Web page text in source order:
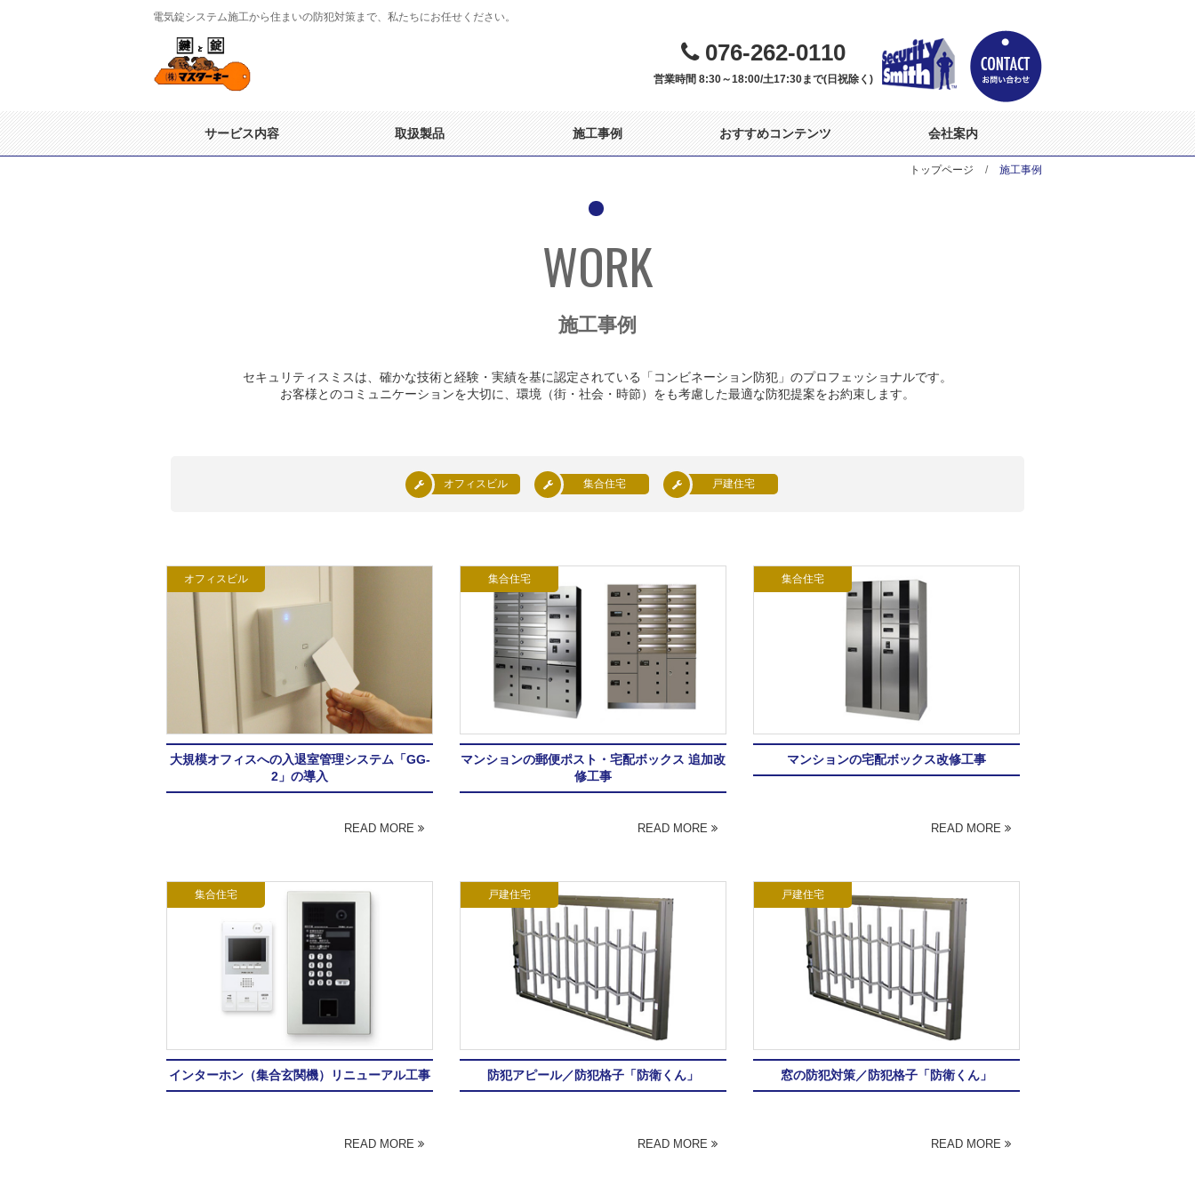
電気錠システム施工から住まいの防犯対策まで、私たちにお任せください。
076-262-0110
営業時間 8:30～18:00/土17:30まで(日祝除く)
サービス内容 取扱製品 施工事例 おすすめコンテンツ 会社案内
トップページ 施工事例
WORK
施工事例
セキュリティスミスは、確かな技術と経験・実績を基に認定されている「コンビネーション防犯」のプロフェッショナルです。
お客様とのコミュニケーションを大切に、環境（街・社会・時節）をも考慮した最適な防犯提案をお約束します。
オフィスビル 集合住宅 戸建住宅
オフィスビル
大規模オフィスへの入退室管理システム「GG-
2」の導入
READ MORE
集合住宅
マンションの郵便ポスト・宅配ボックス 追加改
修工事
READ MORE
集合住宅
マンションの宅配ボックス改修工事
READ MORE
集合住宅
インターホン（集合玄関機）リニューアル工事
READ MORE
戸建住宅
防犯アピール／防犯格子「防衛くん」
READ MORE
戸建住宅
窓の防犯対策／防犯格子「防衛くん」
READ MORE